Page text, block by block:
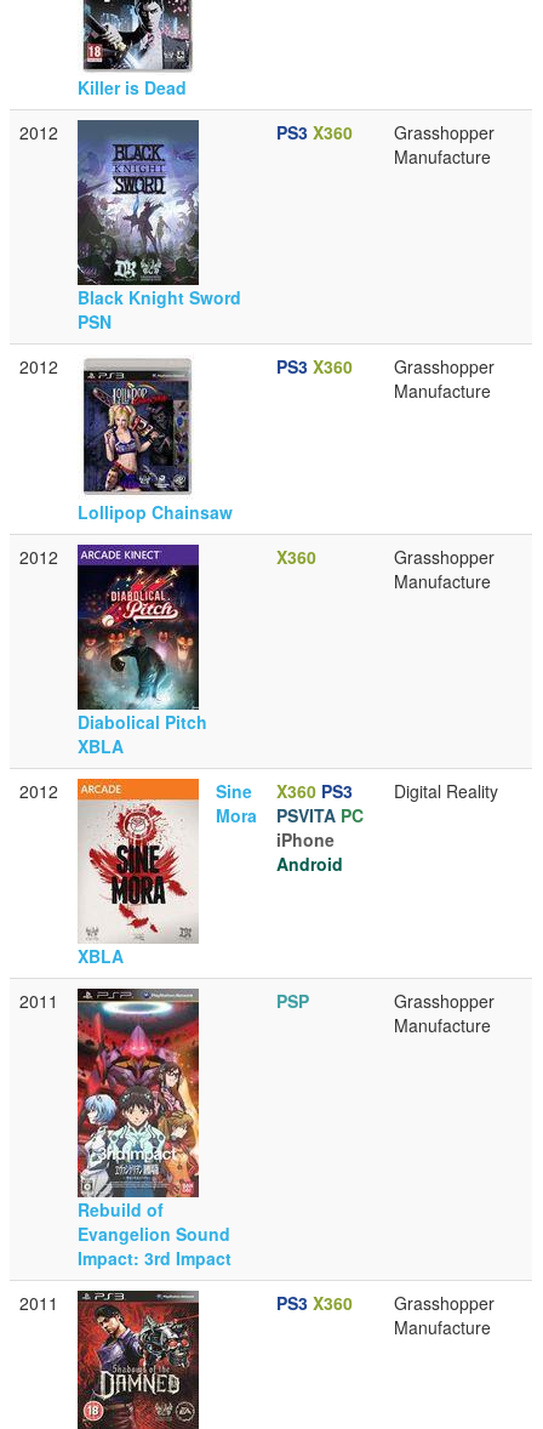
Killer is Dead
2012
Black Knight Sword
PSN
PS3 X360
Grasshopper
Manufacture
2012
Lollipop Chainsaw
PS3 X360
Grasshopper
Manufacture
2012
Diabolical Pitch
XBLA
X360
Grasshopper
Manufacture
2012
Sine
Mora
XBLA
X360 PS3
PSVITA PC
iPhone
Android
Digital Reality
2011
Rebuild of
Evangelion Sound
Impact: 3rd Impact
PSP
Grasshopper
Manufacture
2011 PS3 X360
Grasshopper
Manufacture